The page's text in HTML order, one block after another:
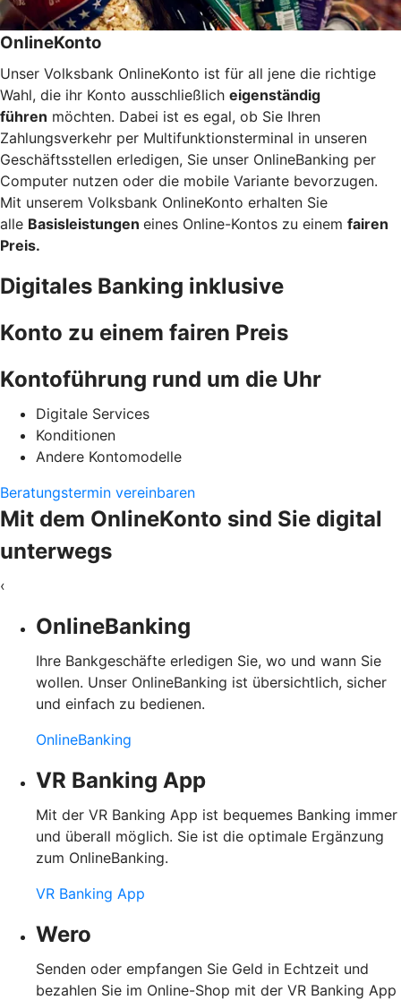
OnlineKonto
Unser Volksbank OnlineKonto ist für all jene die richtige
Wahl, die ihr Konto ausschließlich eigenständig
führen möchten. Dabei ist es egal, ob Sie Ihren
Zahlungsverkehr per Multifunktionsterminal in unseren
Geschäftsstellen erledigen, Sie unser OnlineBanking per
Computer nutzen oder die mobile Variante bevorzugen.
Mit unserem Volksbank OnlineKonto erhalten Sie
alle Basisleistungen eines Online-Kontos zu einem fairen
Preis.
Digitales Banking inklusive
Konto zu einem fairen Preis
Kontoführung rund um die Uhr
Digitale Services
Konditionen
Andere Kontomodelle
Beratungstermin vereinbaren
Mit dem OnlineKonto sind Sie digital
unterwegs
‹
OnlineBanking
Ihre Bankgeschäfte erledigen Sie, wo und wann Sie
wollen. Unser OnlineBanking ist übersichtlich, sicher
und einfach zu bedienen.
OnlineBanking
VR Banking App
Mit der VR Banking App ist bequemes Banking immer
und überall möglich. Sie ist die optimale Ergänzung
zum OnlineBanking.
VR Banking App
Wero
Senden oder empfangen Sie Geld in Echtzeit und
bezahlen Sie im Online-Shop mit der VR Banking App